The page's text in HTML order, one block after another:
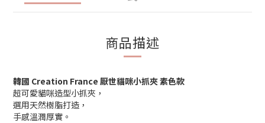
商品描述
韓國 Creation France 厭世貓咪小抓夾 素色款
超可愛貓咪造型小抓夾，
選用天然樹脂打造，
手感溫潤厚實。